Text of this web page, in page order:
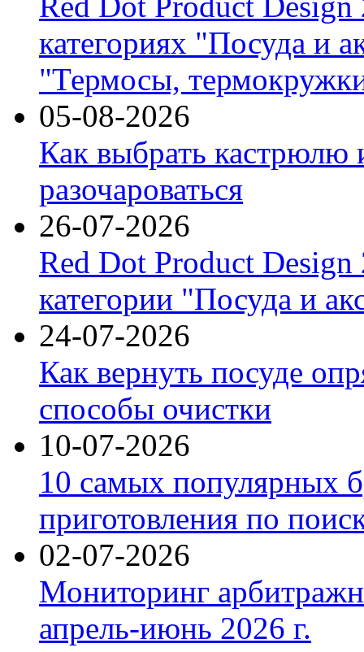
категориях "Посуда и
"Термосы,
05-08-2026
Как выбрать кастрюлю
разочароваться
26-07-2026
Red Dot Product Design
категории "Посуда и
24-07-2026
Как вернуть посуде
способы очистки
10-07-2026
10 самых популярных
приготовления по
02-07-2026
Мониторинг
апрель-июнь 2026 г.